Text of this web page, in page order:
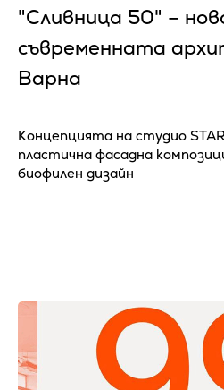
"Сливница 50" –
съвременната
Варна
Концепцията на студио
пластична фасадна
биофилен дизайн